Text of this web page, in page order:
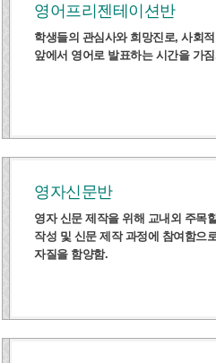
영어프리젠테이션반
학생들의 관심사와 희망진로, 사회
앞에서 영어로 발표하는 시간을 가
영자신문반
영자 신문 제작을 위해 교내외 주목
작성 및 신문 제작 과정에 참여함으
자질을 함양함.